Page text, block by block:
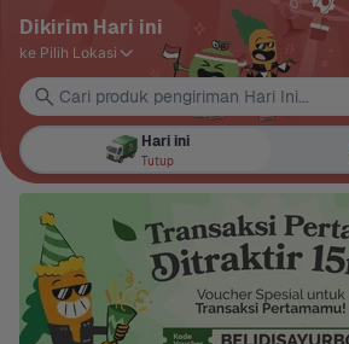
Hari ini
Tutup
Cari produk pengiriman Hari Ini...
Dikirim Hari ini
ke Pilih Lokasi